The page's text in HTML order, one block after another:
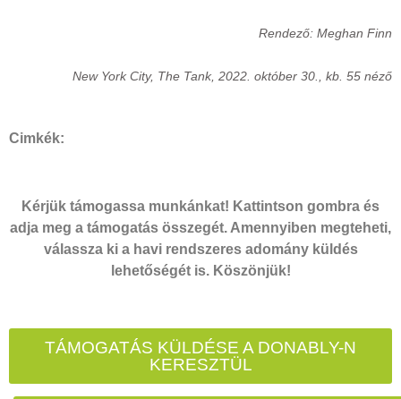
Rendező: Meghan Finn
New York City, The Tank, 2022. október 30., kb. 55 néző
Cimkék:
Kérjük támogassa munkánkat! Kattintson gombra és
adja meg a támogatás összegét. Amennyiben megteheti,
válassza ki a havi rendszeres adomány küldés
lehetőségét is. Köszönjük!
TÁMOGATÁS KÜLDÉSE A DONABLY-N
KERESZTÜL